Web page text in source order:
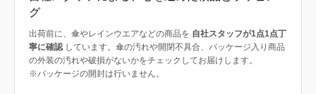
グ
出荷前に、傘やレインウエアなどの商品を 自社スタッフが1点1点丁
寧に確認 しています。傘の汚れや開閉不具合、パッケージ入り商品
の外装の汚れや破損がないかをチェックしてお届けします。
※パッケージの開封は行いません。